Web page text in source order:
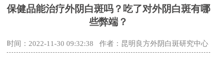
保健品能治疗外阴白斑吗？吃了对外阴白斑有哪
些弊端？
时间：2022-11-30 09:32:38 作者：昆明良方外阴白斑研究中心